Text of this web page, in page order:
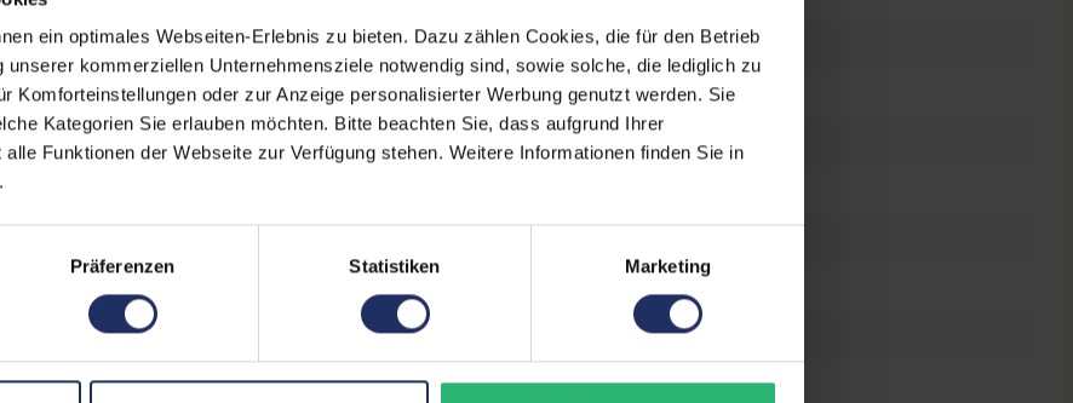
ein optimales Webseiten-Erlebnis zu bieten. Dazu zählen Cookies, die für den Betrieb
unserer kommerziellen Unternehmensziele notwendig sind, sowie solche, die lediglich zu
Komforteinstellungen oder zur Anzeige personalisierter Werbung genutzt werden. Sie
Kategorien Sie erlauben möchten. Bitte beachten Sie, dass aufgrund Ihrer
Funktionen der Webseite zur Verfügung stehen. Weitere Informationen finden Sie in
Präferenzen Statistiken Marketing
Aufkleber befindet sich
auf
liegt im Normalfall
übernehmen.
Zustand: Gebraucht
Grading: Gut
Displaygröße: 15,6 Zoll
CPU Generation:
Prozessorkerne: 4